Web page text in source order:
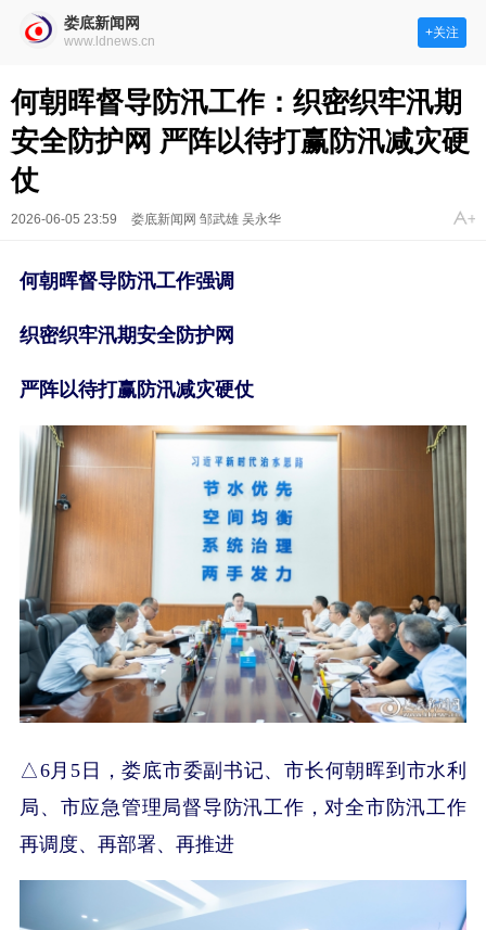
娄底新闻网
www.ldnews.cn
+关注
何朝晖督导防汛工作：织密织牢汛期
安全防护网 严阵以待打赢防汛减灾硬
仗
2026-06-05 23:59 娄底新闻网 邹武雄 吴永华
何朝晖督导防汛工作强调
织密织牢汛期安全防护网
严阵以待打赢防汛减灾硬仗
△6月5日，娄底市委副书记、市长何朝晖到市水利
局、市应急管理局督导防汛工作，对全市防汛工作
再调度、再部署、再推进